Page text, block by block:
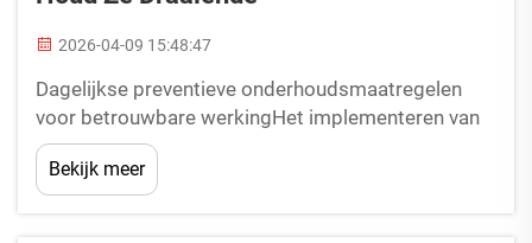
2026-04-09 15:48:47
Dagelijkse preventieve onderhoudsmaatregelen
voor betrouwbare werkingHet implementeren van
dagelijks preventief onderhoud zorgt ervoor dat uw
automatische thermoformingsmachine voor
plastic containers betrouwbaar blijft functioneren—
Bekijk meer